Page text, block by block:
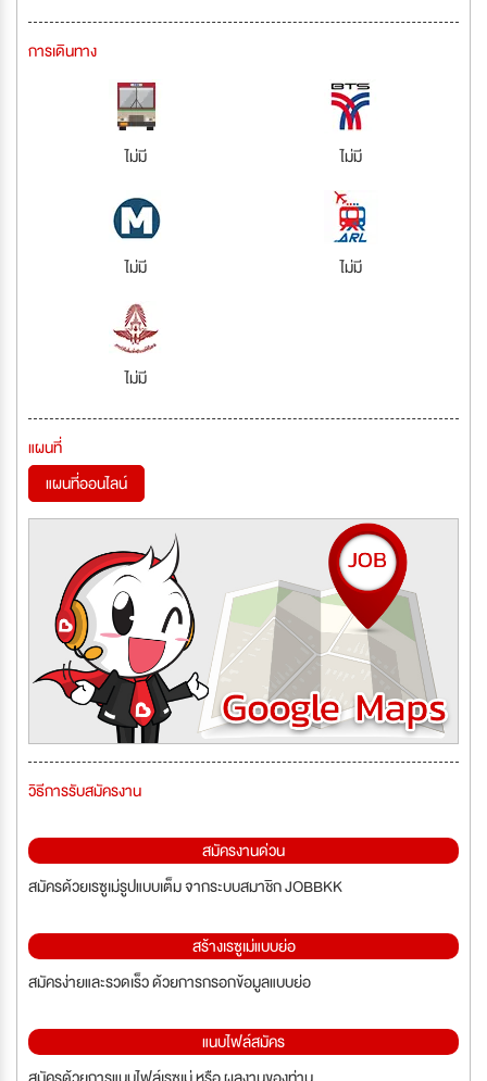
การเดินทาง
ไม่มี ไม่มี
ไม่มี ไม่มี
ไม่มี
แผนที่
แผนที่ออนไลน์
วิธีการรับสมัครงาน
สมัครงานด่วน
สมัครด้วยเรซูเม่รูปแบบเต็ม จากระบบสมาชิก JOBBKK
สร้างเรซูเม่แบบย่อ
สมัครง่ายและรวดเร็ว ด้วยการกรอกข้อมูลแบบย่อ
แนบไฟล์สมัคร